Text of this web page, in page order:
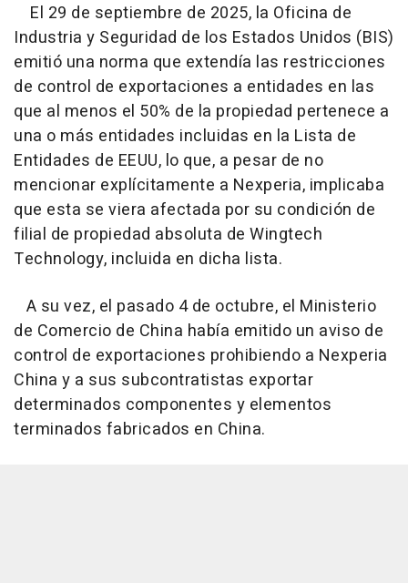
El 29 de septiembre de 2025, la Oficina de
Industria y Seguridad de los Estados Unidos (BIS)
emitió una norma que extendía las restricciones
de control de exportaciones a entidades en las
que al menos el 50% de la propiedad pertenece a
una o más entidades incluidas en la Lista de
Entidades de EEUU, lo que, a pesar de no
mencionar explícitamente a Nexperia, implicaba
que esta se viera afectada por su condición de
filial de propiedad absoluta de Wingtech
Technology, incluida en dicha lista.
A su vez, el pasado 4 de octubre, el Ministerio
de Comercio de China había emitido un aviso de
control de exportaciones prohibiendo a Nexperia
China y a sus subcontratistas exportar
determinados componentes y elementos
terminados fabricados en China.